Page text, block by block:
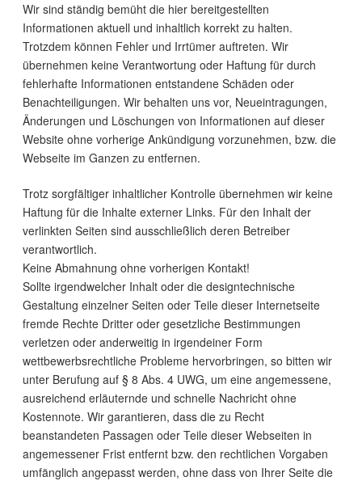
Wir sind ständig bemüht die hier bereitgestellten
Informationen aktuell und inhaltlich korrekt zu halten.
Trotzdem können Fehler und Irrtümer auftreten. Wir
übernehmen keine Verantwortung oder Haftung für durch
fehlerhafte Informationen entstandene Schäden oder
Benachteiligungen. Wir behalten uns vor, Neueintragungen,
Änderungen und Löschungen von Informationen auf dieser
Website ohne vorherige Ankündigung vorzunehmen, bzw. die
Webseite im Ganzen zu entfernen.
Trotz sorgfältiger inhaltlicher Kontrolle übernehmen wir keine
Haftung für die Inhalte externer Links. Für den Inhalt der
verlinkten Seiten sind ausschließlich deren Betreiber
verantwortlich.
Keine Abmahnung ohne vorherigen Kontakt!
Sollte irgendwelcher Inhalt oder die designtechnische
Gestaltung einzelner Seiten oder Teile dieser Internetseite
fremde Rechte Dritter oder gesetzliche Bestimmungen
verletzen oder anderweitig in irgendeiner Form
wettbewerbsrechtliche Probleme hervorbringen, so bitten wir
unter Berufung auf § 8 Abs. 4 UWG, um eine angemessene,
ausreichend erläuternde und schnelle Nachricht ohne
Kostennote. Wir garantieren, dass die zu Recht
beanstandeten Passagen oder Teile dieser Webseiten in
angemessener Frist entfernt bzw. den rechtlichen Vorgaben
umfänglich angepasst werden, ohne dass von Ihrer Seite die